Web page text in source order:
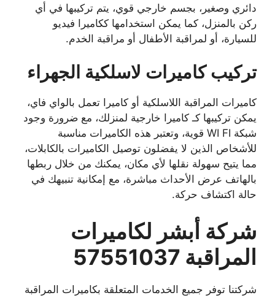
دائري وصغير، بجسم خارجي قوي، يتم تركيبها في أي
ركن بالمنزل، كما يمكن استخدامها ككاميرا فيديو
للسيارة، أو لمراقبة الأطفال أو مراقبة الخدم.
تركيب كاميرات لاسلكية الجهراء
كاميرات المراقبة اللاسلكية أو كاميرا تعمل بالواي فاي،
يمكن تركيبها كـ كاميرا خارجية لمنزلك، مع ضرورة وجود
شبكة WI FI قوية، وتعتبر هذه الكاميرات مناسبة
للأشخاص الذين لا يفضلون توصيل الكاميرات بالكابلات،
مما يتيح سهولة نقلها لأي مكان، يمكنك من خلال ربطها
بالهاتف عرض الأحداث مباشرة، مع إمكانية تنبيهك في
حالة اكتشاف حركة.
شركة أبشر لكاميرات
المراقبة 57551037
شركتنا توفر جميع الخدمات المتعلقة بكاميرات المراقبة